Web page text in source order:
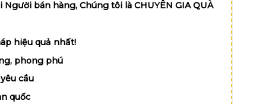
Người bán hàng, Chúng tôi là CHUYÊN GIA QUÀ
hiệu quả nhất!
phong phú
cầu
quốc